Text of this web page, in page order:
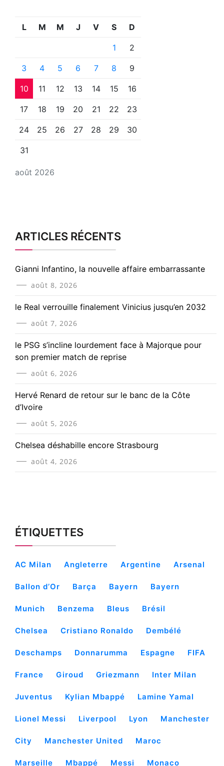
août 2026
L M M J V S D
1 2
3 4 5 6 7 8 9
10 11 12 13 14 15 16
17 18 19 20 21 22 23
24 25 26 27 28 29 30
31
ARTICLES RÉCENTS
Gianni Infantino, la nouvelle affaire embarrassante
août 8, 2026
le Real verrouille finalement Vinicius jusqu’en 2032
août 7, 2026
le PSG s’incline lourdement face à Majorque pour
son premier match de reprise
août 6, 2026
Hervé Renard de retour sur le banc de la Côte
d’Ivoire
août 5, 2026
Chelsea déshabille encore Strasbourg
août 4, 2026
ÉTIQUETTES
AC Milan Angleterre Argentine Arsenal
Ballon d’Or Barça Bayern Bayern
Munich Benzema Bleus Brésil
Chelsea Cristiano Ronaldo Dembélé
Deschamps Donnarumma Espagne FIFA
France Giroud Griezmann Inter Milan
Juventus Kylian Mbappé Lamine Yamal
Lionel Messi Liverpool Lyon Manchester
City Manchester United Maroc
Marseille Mbappé Messi Monaco